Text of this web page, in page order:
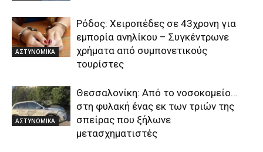
ΑΣΤΥΝΟΜΙΚΑ
Ρόδος: Χειροπέδες σε 43χρονη για
εμπορία ανηλίκου – Συγκέντρωνε
χρήματα από συμπονετικούς
τουρίστες
ΑΣΤΥΝΟΜΙΚΑ
Θεσσαλονίκη: Από το νοσοκομείο…
στη φυλακή ένας εκ των τριών της
σπείρας που ξήλωνε
μετασχηματιστές